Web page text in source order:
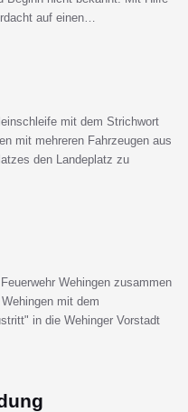
auf einen…
mit dem Strichwort
mit mehreren Fahrzeugen aus
den Landeplatz zu
Wehingen zusammen
mit dem
in die Wehinger Vorstadt